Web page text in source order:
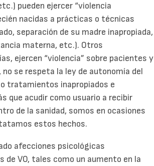
pueden ejercer “violencia
nacidas a prácticas o técnicas
separación de su madre inapropiada,
materna, etc.). Otros
ejercen “violencia” sobre pacientes y
se respeta la ley de autonomía del
tratamientos inapropiados e
que acudir como usuario a recibir
de la sanidad, somos en ocasiones
estos hechos.
afecciones psicológicas
VO, tales como un aumento en la